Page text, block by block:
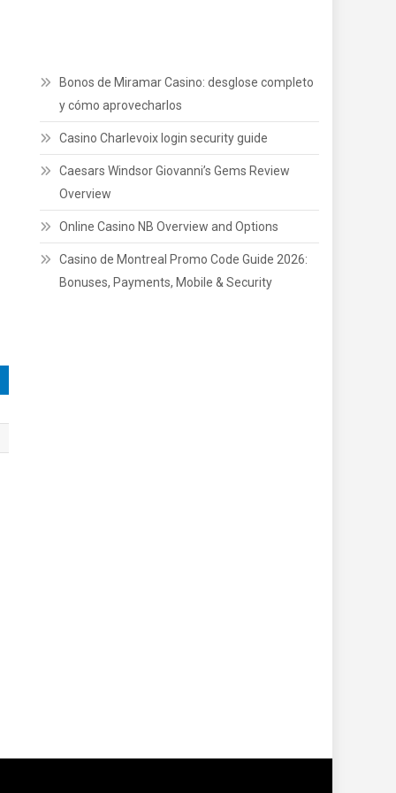
Bonos de Miramar Casino: desglose completo
y cómo aprovecharlos
Casino Charlevoix login security guide
Caesars Windsor Giovanni’s Gems Review
Overview
Online Casino NB Overview and Options
Casino de Montreal Promo Code Guide 2026:
Bonuses, Payments, Mobile & Security